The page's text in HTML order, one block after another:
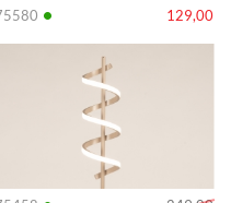
• 129,00